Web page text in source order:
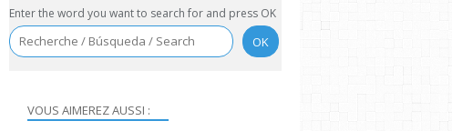
VOUS AIMEREZ AUSSI :
Enter the word you want to search for and press OK